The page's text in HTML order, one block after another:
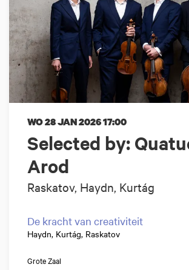
Selected by:
Arod
Raskatov, Haydn, Kurtág
WO 28 JAN 202617:00
De kracht van creativiteit
Haydn, Kurtág, Raskatov
Grote Zaal